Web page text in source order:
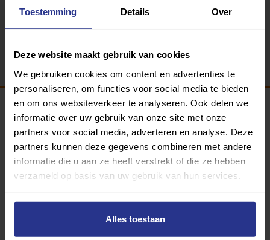
Toestemming Details Over
Deze website maakt gebruik van cookies
We gebruiken cookies om content en advertenties te
personaliseren, om functies voor social media te bieden
en om ons websiteverkeer te analyseren. Ook delen we
informatie over uw gebruik van onze site met onze
partners voor social media, adverteren en analyse. Deze
partners kunnen deze gegevens combineren met andere
informatie die u aan ze heeft verstrekt of die ze hebben
verzameld op basis van uw gebruik van hun services.
Alles toestaan
Programma van:
340 gemeenten